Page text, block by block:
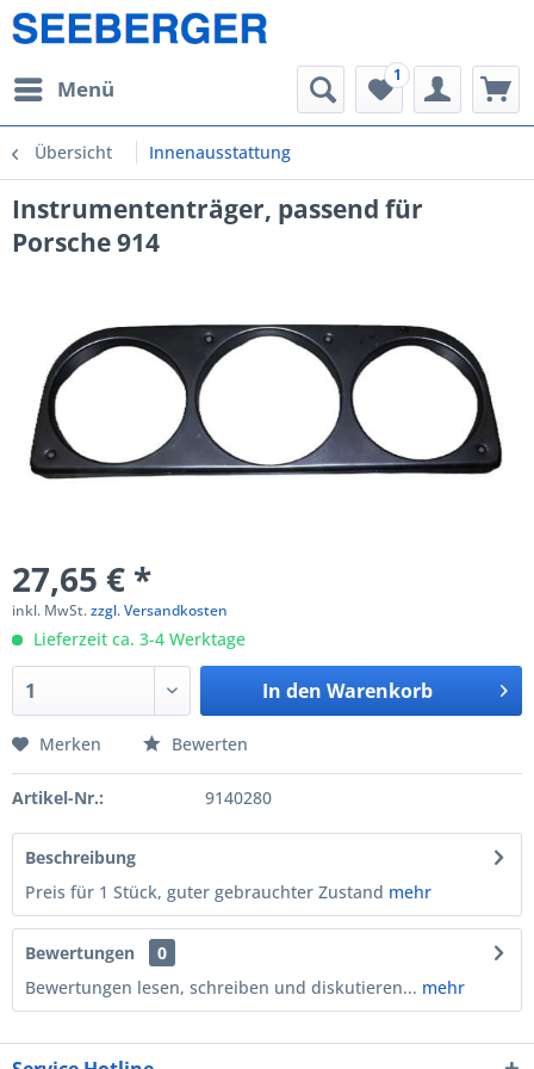
Menü
1
Übersicht Innenausstattung
Instrumententräger, passend für
Porsche 914
27,65 € *
inkl. MwSt.zzgl. Versandkosten
Lieferzeit ca. 3-4 Werktage
In den Warenkorb
Merken Bewerten
Artikel-Nr.: 9140280
Beschreibung
Preis für 1 Stück, guter gebrauchter Zustand mehr
Bewertungen
0
Bewertungen lesen, schreiben und diskutieren... mehr